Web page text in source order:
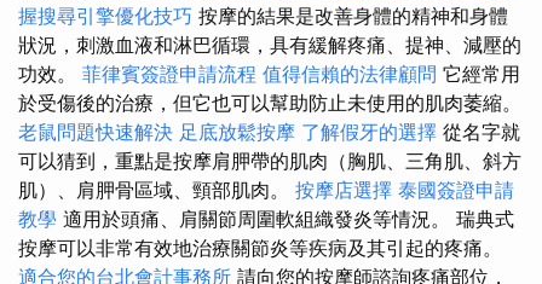
握搜尋引擎優化技巧 按摩的結果是改善身體的精神和身體
狀況，刺激血液和淋巴循環，具有緩解疼痛、提神、減壓的
功效。 菲律賓簽證申請流程 值得信賴的法律顧問 它經常用
於受傷後的治療，但它也可以幫助防止未使用的肌肉萎縮。
老鼠問題快速解決 足底放鬆按摩 了解假牙的選擇 從名字就
可以猜到，重點是按摩肩胛帶的肌肉（胸肌、三角肌、斜方
肌）、肩胛骨區域、頸部肌肉。 按摩店選擇 泰國簽證申請
教學 適用於頭痛、肩關節周圍軟組織發炎等情況。 瑞典式
按摩可以非常有效地治療關節炎等疾病及其引起的疼痛。
適合您的台北會計事務所 請向您的按摩師諮詢疼痛部位，